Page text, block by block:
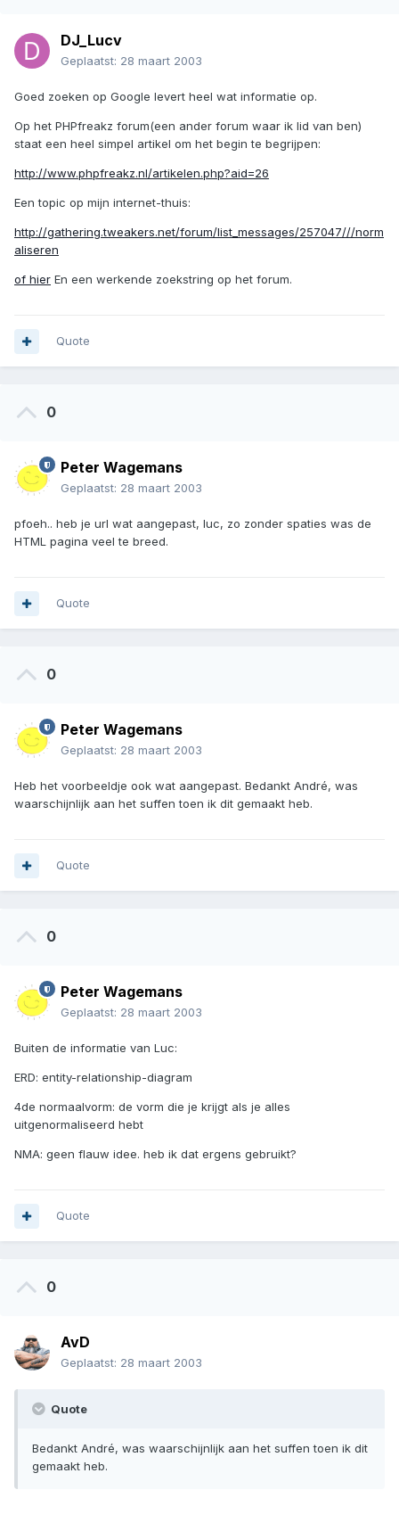
DJ_Lucv
Geplaatst: 28 maart 2003
Goed zoeken op Google levert heel wat informatie op.
Op het PHPfreakz forum(een ander forum waar ik lid van ben)
staat een heel simpel artikel om het begin te begrijpen:
http://www.phpfreakz.nl/artikelen.php?aid=26
Een topic op mijn internet-thuis:
http://gathering.tweakers.net/forum/list_messages/257047///norm
aliseren
of hier En een werkende zoekstring op het forum.
Quote
0
Peter Wagemans
Geplaatst: 28 maart 2003
pfoeh.. heb je url wat aangepast, luc, zo zonder spaties was de
HTML pagina veel te breed.
Quote
0
Peter Wagemans
Geplaatst: 28 maart 2003
Heb het voorbeeldje ook wat aangepast. Bedankt André, was
waarschijnlijk aan het suffen toen ik dit gemaakt heb.
Quote
0
Peter Wagemans
Geplaatst: 28 maart 2003
Buiten de informatie van Luc:
ERD: entity-relationship-diagram
4de normaalvorm: de vorm die je krijgt als je alles
uitgenormaliseerd hebt
NMA: geen flauw idee. heb ik dat ergens gebruikt?
Quote
0
AvD
Geplaatst: 28 maart 2003
Quote
Bedankt André, was waarschijnlijk aan het suffen toen ik dit
gemaakt heb.